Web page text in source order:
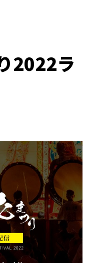
2022ラ